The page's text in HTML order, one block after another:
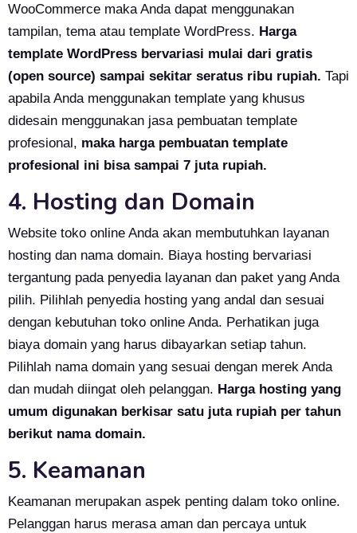
WooCommerce maka Anda dapat menggunakan
tampilan, tema atau template WordPress. Harga
template WordPress bervariasi mulai dari gratis
(open source) sampai sekitar seratus ribu rupiah. Tapi
apabila Anda menggunakan template yang khusus
didesain menggunakan jasa pembuatan template
profesional, maka harga pembuatan template
profesional ini bisa sampai 7 juta rupiah.
4. Hosting dan Domain
Website toko online Anda akan membutuhkan layanan
hosting dan nama domain. Biaya hosting bervariasi
tergantung pada penyedia layanan dan paket yang Anda
pilih. Pilihlah penyedia hosting yang andal dan sesuai
dengan kebutuhan toko online Anda. Perhatikan juga
biaya domain yang harus dibayarkan setiap tahun.
Pilihlah nama domain yang sesuai dengan merek Anda
dan mudah diingat oleh pelanggan. Harga hosting yang
umum digunakan berkisar satu juta rupiah per tahun
berikut nama domain.
5. Keamanan
Keamanan merupakan aspek penting dalam toko online.
Pelanggan harus merasa aman dan percaya untuk